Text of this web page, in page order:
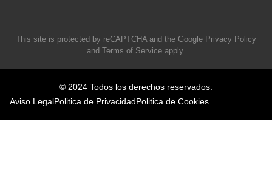
This site is protected by reCAPTCHA and the Google Privacy Policy
and Terms of Service apply.
© 2024 Todos los derechos reservados.
Aviso LegalPolitica de PrivacidadPolitica de Cookies